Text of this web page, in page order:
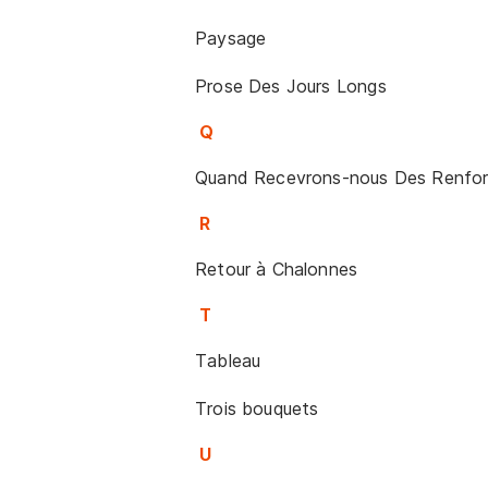
Paysage
Prose Des Jours Longs
Q
Quand Recevrons-nous Des
R
Retour à Chalonnes
T
Tableau
Trois bouquets
U